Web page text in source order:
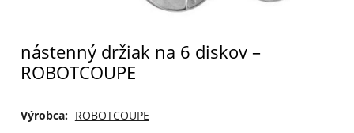
nástenný držiak na 6 diskov –
ROBOTCOUPE
Výrobca: ROBOTCOUPE